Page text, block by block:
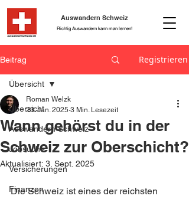
Richtig Auswandern kann man lernen!
Auswandern Schweiz
Beitrag Registrieren
Übersicht
Auswandern Schweiz
Jobsuche
Versicherungen
Finanzen
Übersicht
Wann gehörst du in der
Schweiz zur Oberschicht?
Roman Welzk
23. Jan. 2025 3 Min. Lesezeit
Aktualisiert: 3. Sept. 2025
Die Schweiz ist eines der reichsten